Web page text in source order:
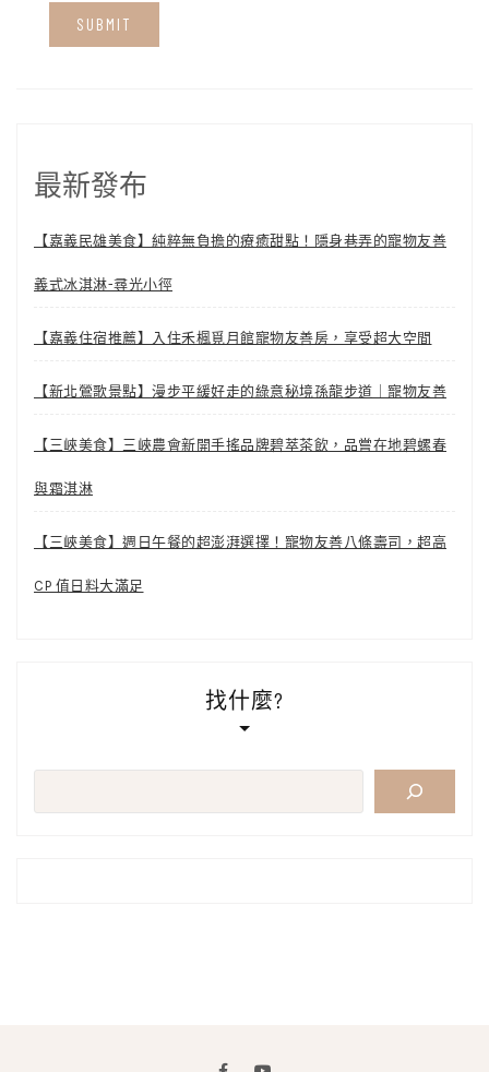
最新發布
【嘉義民雄美食】純粹無負擔的療癒甜點！隱身巷弄的寵物友善
義式冰淇淋-尋光小徑
【嘉義住宿推薦】入住禾楓覓月館寵物友善房，享受超大空間
【新北鶯歌景點】漫步平緩好走的綠意秘境孫龍步道｜寵物友善
【三峽美食】三峽農會新開手搖品牌碧萃茶飲，品嘗在地碧螺春
與霜淇淋
【三峽美食】週日午餐的超澎湃選擇！寵物友善八條壽司，超高
CP 值日料大滿足
找什麼?